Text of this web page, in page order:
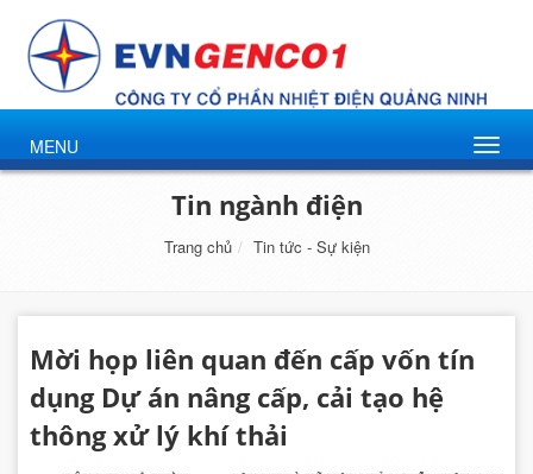
MENU
Tin ngành điện
Trang chủ Tin tức - Sự kiện
Mời họp liên quan đến cấp vốn tín
dụng Dự án nâng cấp, cải tạo hệ
thông xử lý khí thải